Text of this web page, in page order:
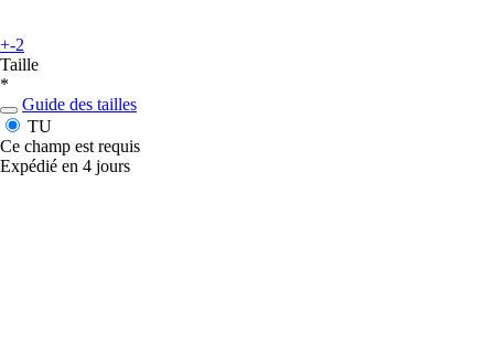
+-2
Taille
*
Guide des tailles
TU
Ce champ est requis
Expédié en 4 jours